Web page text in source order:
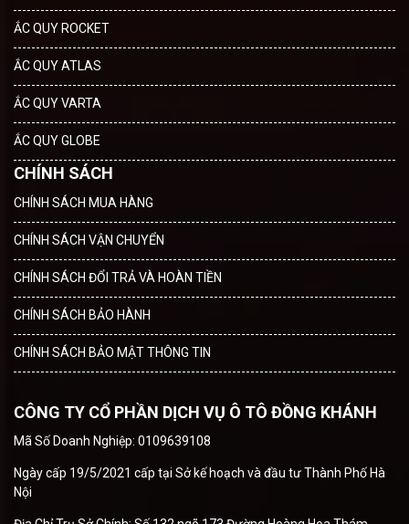
ẮC QUY ROCKET
ẮC QUY ATLAS
ẮC QUY VARTA
ẮC QUY GLOBE
CHÍNH SÁCH
CHÍNH SÁCH MUA HÀNG
CHÍNH SÁCH VẬN CHUYỂN
CHÍNH SÁCH ĐỔI TRẢ VÀ HOÀN TIỀN
CHÍNH SÁCH BẢO HÀNH
CHÍNH SÁCH BẢO MẬT THÔNG TIN
CÔNG TY CỔ PHẦN DỊCH VỤ Ô TÔ ĐỒNG KHÁNH
Mã Số Doanh Nghiệp: 0109639108
Ngày cấp 19/5/2021 cấp tại Sở kế hoạch và đầu tư Thành Phố Hà
Nội